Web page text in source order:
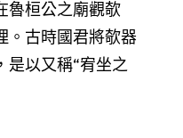
魯桓公之廟觀欹
。古時國君將欹器
是以又稱“宥坐之